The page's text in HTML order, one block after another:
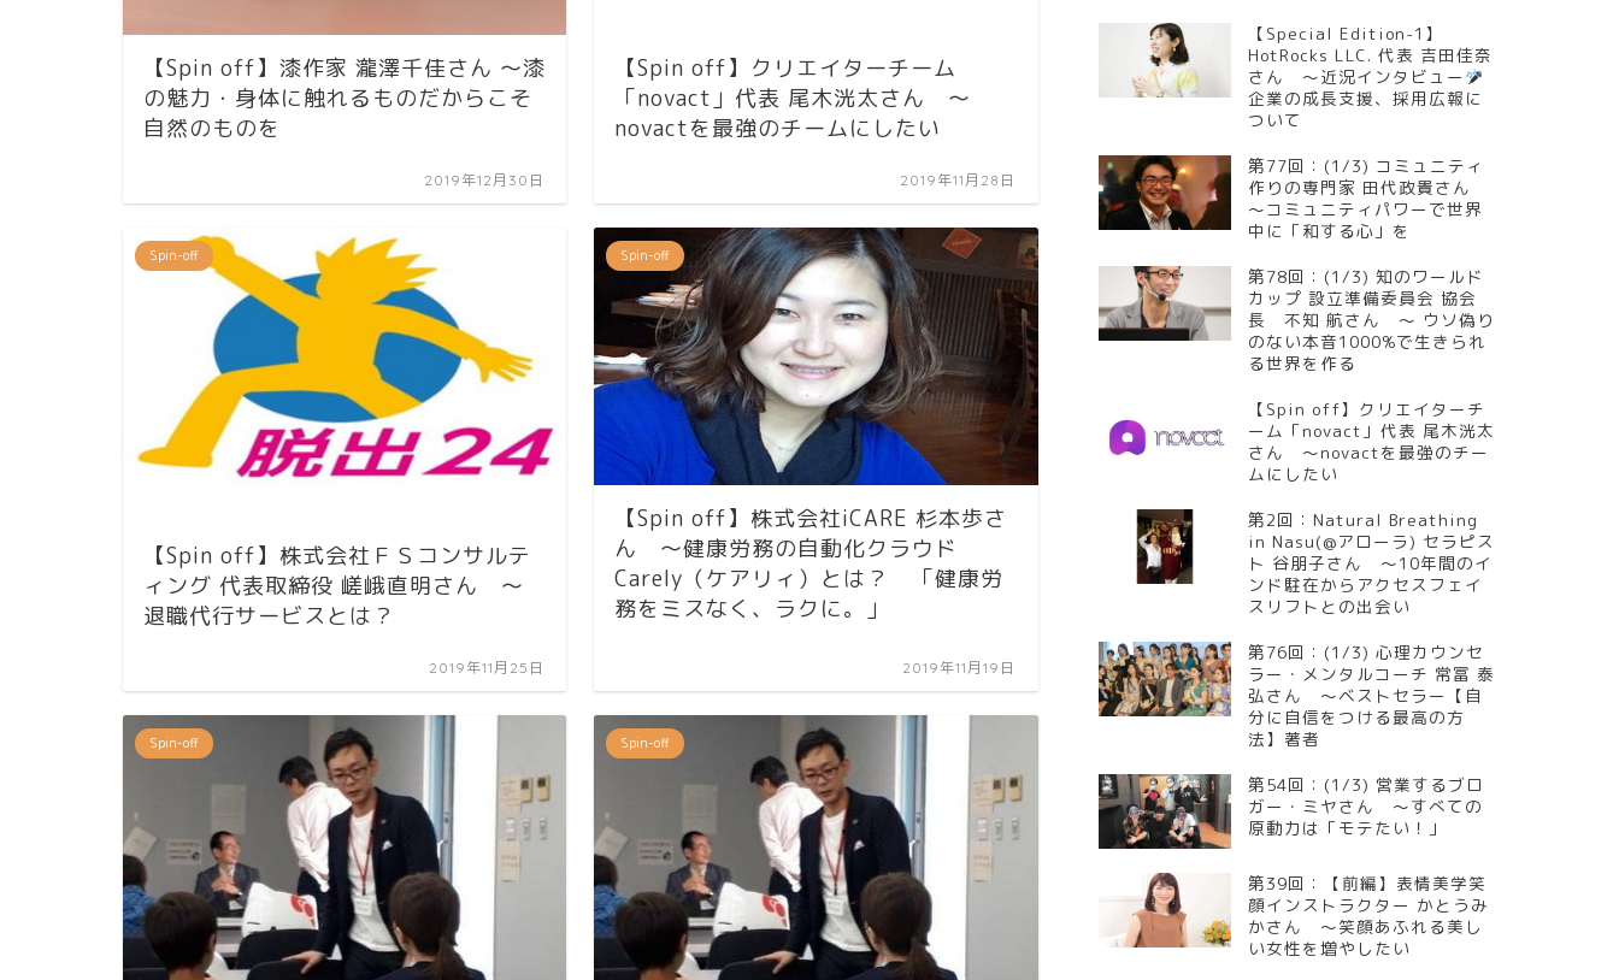
【Spin off】漆作家 瀧澤千佳さん ～漆
の魅力・身体に触れるものだからこそ
自然のものを
2019年12月30日
【Spin off】クリエイターチーム
「novact」代表 尾木洸太さん ～
novactを最強のチームにしたい
2019年11月28日
Spin-off
【Spin off】株式会社ＦＳコンサルテ
ィング 代表取締役 嵯峨直明さん ～
退職代行サービスとは？
2019年11月25日
Spin-off
【Spin off】株式会社iCARE 杉本歩さ
ん ～健康労務の自動化クラウド
Carely（ケアリィ）とは？ 「健康労
務をミスなく、ラクに。」
2019年11月19日
Spin-off Spin-off
【Special Edition-1】
HotRocks LLC. 代表 吉田佳奈
さん ～近況インタビュー
企業の成長支援、採用広報に
ついて
第77回：(1/3) コミュニティ
作りの専門家 田代政貴さん
～コミュニティパワーで世界
中に「和する心」を
第78回：(1/3) 知のワールド
カップ 設立準備委員会 協会
長 不知 航さん ～ ウソ偽り
のない本音1000%で生きられ
る世界を作る
【Spin off】クリエイターチ
ーム「novact」代表 尾木洸太
さん ～novactを最強のチー
ムにしたい
第2回：Natural Breathing
in Nasu(@アローラ) セラピス
ト 谷朋子さん ～10年間のイ
ンド駐在からアクセスフェイ
スリフトとの出会い
第76回：(1/3) 心理カウンセ
ラー・メンタルコーチ 常冨 泰
弘さん ～ベストセラー【自
分に自信をつける最高の方
法】著者
第54回：(1/3) 営業するブロ
ガー・ミヤさん ～すべての
原動力は「モテたい！」
第39回：【前編】表情美学笑
顔インストラクター かとうみ
かさん ～笑顔あふれる美し
い女性を増やしたい